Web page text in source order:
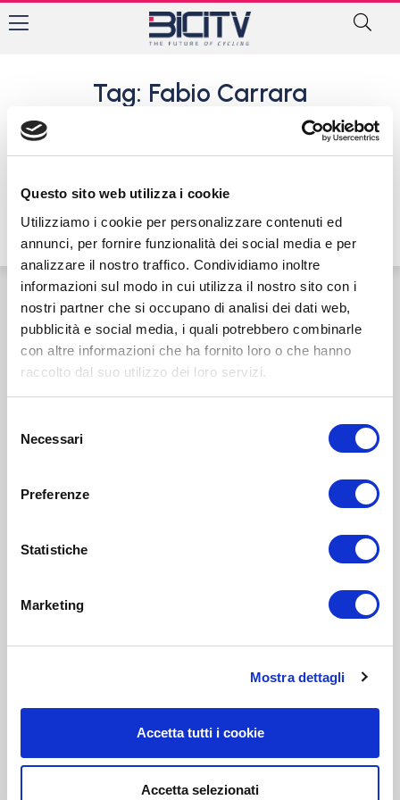
Questo sito web utilizza i cookie
Utilizziamo i cookie per personalizzare contenuti ed
annunci, per fornire funzionalità dei social media e per
analizzare il nostro traffico. Condividiamo inoltre
informazioni sul modo in cui utilizza il nostro sito con i
nostri partner che si occupano di analisi dei dati web,
pubblicità e social media, i quali potrebbero combinarle
con altre informazioni che ha fornito loro o che hanno
raccolto dal suo utilizzo dei loro servizi.
delNecessari
Preferenze
Statistiche
Marketing
Mostra dettagli
Accetta tutti i cookie
Accetta selezionati
Tag: Fabio Carrara
Rostese Rodman: Juniores in
Spagna per la Vuelta al
20 Giugno 2017